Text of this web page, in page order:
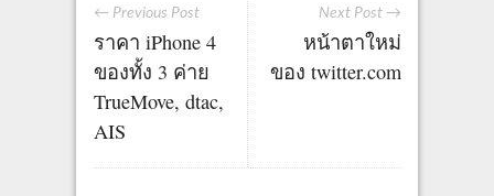
Next Post →
หน้าตาใหม่
ของ twitter.com
← Previous Post
ราคา iPhone 4
ของทั้ง 3 ค่าย
TrueMove, dtac,
AIS